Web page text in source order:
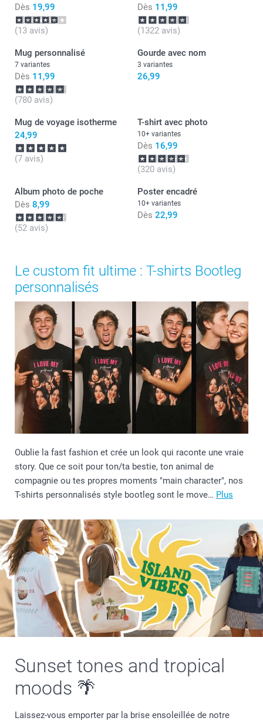
Dès 19,99
(13 avis)
Dès 11,99
(1322 avis)
Mug personnalisé
7 variantes
Dès 11,99
(780 avis)
Gourde avec nom
3 variantes
26,99
Mug de voyage isotherme
24,99
(7 avis)
T-shirt avec photo
10+ variantes
Dès 16,99
(320 avis)
Album photo de poche
Dès 8,99
(52 avis)
Poster encadré
10+ variantes
Dès 22,99
Le custom fit ultime : T-shirts Bootleg
personnalisés
Oublie la fast fashion et crée un look qui raconte une vraie
story. Que ce soit pour ton/ta bestie, ton animal de
compagnie ou tes propres moments "main character", nos
T-shirts personnalisés style bootleg sont le move… Plus
Sunset tones and tropical
moods 🌴
Laissez-vous emporter par la brise ensoleillée de notre